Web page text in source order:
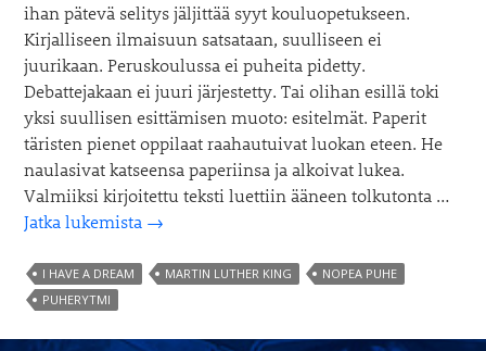
ihan pätevä selitys jäljittää syyt kouluopetukseen.
Kirjalliseen ilmaisuun satsataan, suulliseen ei
juurikaan. Peruskoulussa ei puheita pidetty.
Debattejakaan ei juuri järjestetty. Tai olihan esillä toki
yksi suullisen esittämisen muoto: esitelmät. Paperit
täristen pienet oppilaat raahautuivat luokan eteen. He
naulasivat katseensa paperiinsa ja alkoivat lukea.
Valmiiksi kirjoitettu teksti luettiin ääneen tolkutonta …
Jatka lukemista Ota
–
→
I HAVE A DREAM MARTIN LUTHER KING
NOPEA PUHE
PUHERYTMI